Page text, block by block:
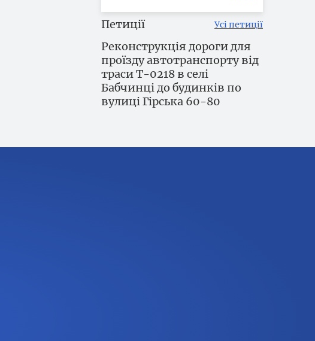
Петиції Усі петиції
Реконструкція дороги для
проїзду автотранспорту від
траси Т-0218 в селі
Бабчинці до будинків по
вулиці Гірська 60-80